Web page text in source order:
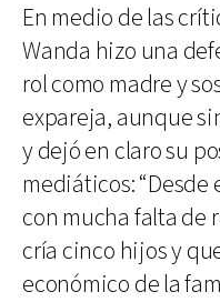
En medio de las
Wanda hizo una
rol como madre y
expareja, aunque
y dejó en claro su
mediáticos:
con mucha falta de
cría cinco hijos y
económico de la